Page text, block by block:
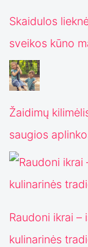
Skaidulos
sveikos kūno
Žaidimų
saugios
Raudoni ikrai –
kulinarinės